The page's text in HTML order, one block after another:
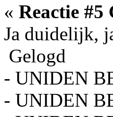
« Reactie #5
Ja duidelijk,
Gelogd
- UNIDEN
- UNIDEN